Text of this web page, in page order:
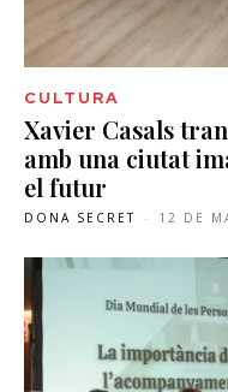
CULTURA
Xavier Casals
amb una ciutat
el futur
DONA SECRET - 12 DE